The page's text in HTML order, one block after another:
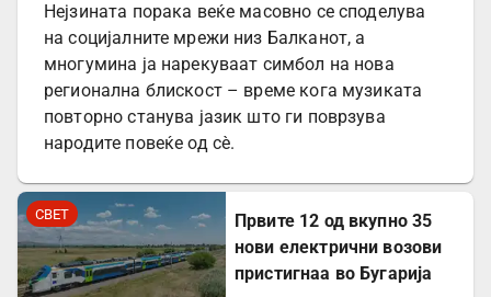
Нејзината порака веќе масовно се споделува
на социјалните мрежи низ Балканот, а
многумина ја нарекуваат симбол на нова
регионална блискост – време кога музиката
повторно станува јазик што ги поврзува
народите повеќе од сè.
СВЕТ
Првите 12 од вкупно 35
нови електрични возови
пристигнаа во Бугарија